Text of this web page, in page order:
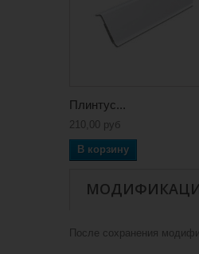
Плинтус...
210,00 руб
В корзину
После сохранения